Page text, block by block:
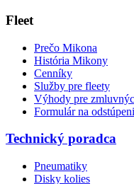
Fleet
Prečo Mikona
História Mikony
Cenníky
Služby pre fleety
Výhody pre
Formulár na
Technický poradca
Pneumatiky
Disky kolies